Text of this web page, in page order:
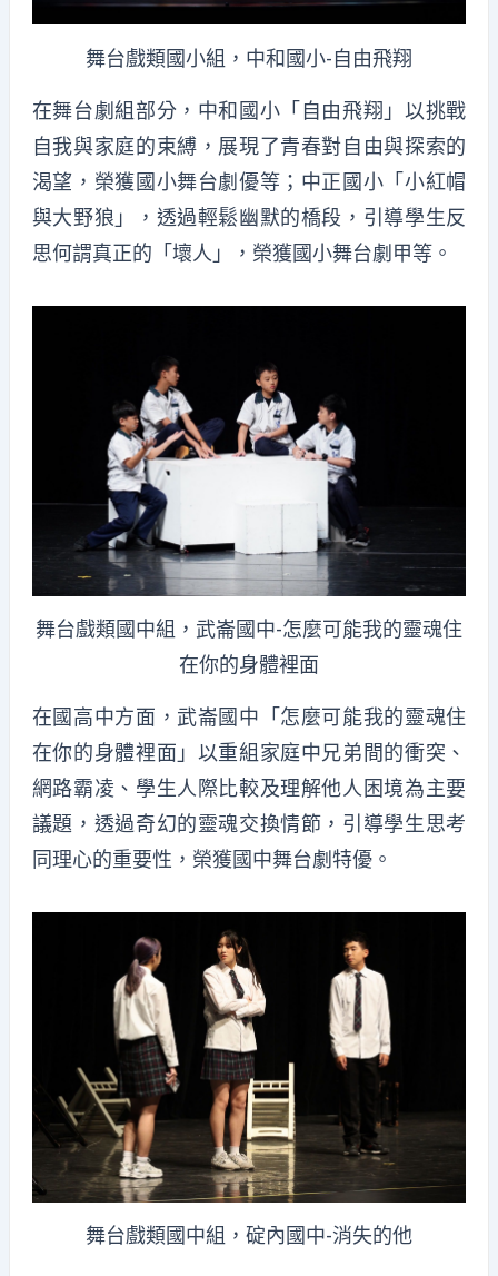
舞台戲類國小組，中和國小-自由飛翔
在舞台劇組部分，中和國小「自由飛翔」以挑戰
自我與家庭的束縛，展現了青春對自由與探索的
渴望，榮獲國小舞台劇優等；中正國小「小紅帽
與大野狼」，透過輕鬆幽默的橋段，引導學生反
思何謂真正的「壞人」，榮獲國小舞台劇甲等。
舞台戲類國中組，武崙國中-怎麼可能我的靈魂住
在你的身體裡面
在國高中方面，武崙國中「怎麼可能我的靈魂住
在你的身體裡面」以重組家庭中兄弟間的衝突、
網路霸凌、學生人際比較及理解他人困境為主要
議題，透過奇幻的靈魂交換情節，引導學生思考
同理心的重要性，榮獲國中舞台劇特優。
舞台戲類國中組，碇內國中-消失的他